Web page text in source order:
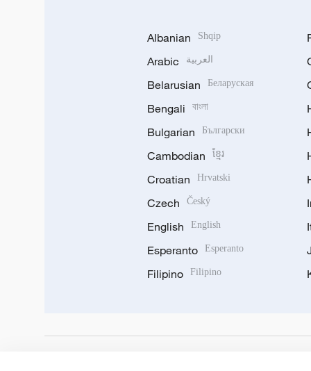
Albanian Shqip
Arabic العربية
Belarusian Беларуская
Bengali বাংলা
Bulgarian Български
Cambodian ខ្មែរ
Croatian Hrvatski
Czech Český
English English
Esperanto Esperanto
Filipino Filipino